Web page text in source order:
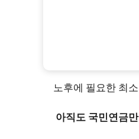
노후에 필요한 최소
아직도 국민연금